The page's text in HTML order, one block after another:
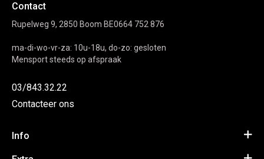
Contact
Rupelweg 9, 2850 Boom BE0664 752 876
ma-di-wo-vr-za: 10u-18u, do-zo: gesloten
Mensport steeds op afspraak
03/843.32.22
Contacteer ons
Info